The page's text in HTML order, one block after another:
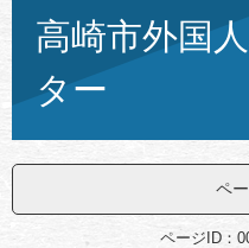
高崎市外国
ター
ペ
ページID：